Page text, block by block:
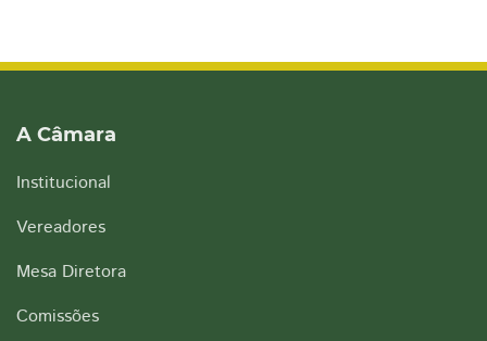
A Câmara
Institucional
Vereadores
Mesa Diretora
Comissões